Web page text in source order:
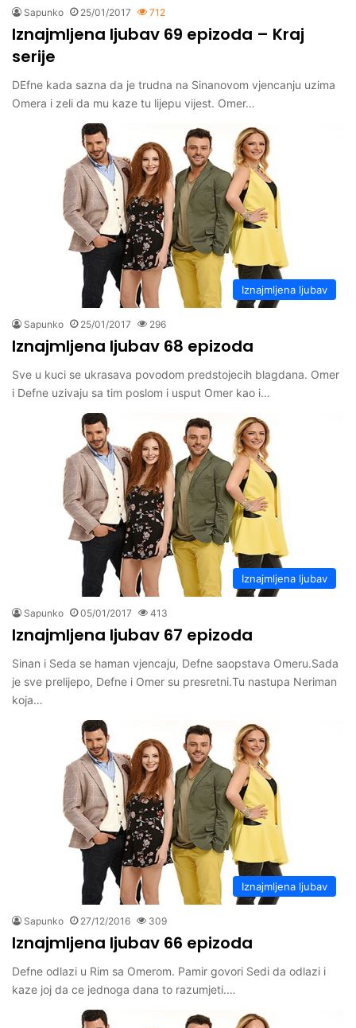
Sapunko 25/01/2017 712
Iznajmljena ljubav 69 epizoda – Kraj
serije
DEfne kada sazna da je trudna na Sinanovom vjencanju uzima
Omera i zeli da mu kaze tu lijepu vijest. Omer…
Iznajmljena ljubav
Sapunko 25/01/2017 296
Iznajmljena ljubav 68 epizoda
Sve u kuci se ukrasava povodom predstojecih blagdana. Omer
i Defne uzivaju sa tim poslom i usput Omer kao i…
Iznajmljena ljubav
Sapunko 05/01/2017 413
Iznajmljena ljubav 67 epizoda
Sinan i Seda se haman vjencaju, Defne saopstava Omeru.Sada
je sve prelijepo, Defne i Omer su presretni.Tu nastupa Neriman
koja…
Iznajmljena ljubav
Sapunko 27/12/2016 309
Iznajmljena ljubav 66 epizoda
Defne odlazi u Rim sa Omerom. Pamir govori Sedi da odlazi i
kaze joj da ce jednoga dana to razumjeti.…